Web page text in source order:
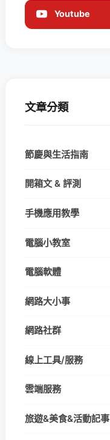
Youtube
文章分類
節慶與生活指南
開箱文 & 評測
手機應用教學
電腦小教室
電腦軟體
網路大小事
網路社群
線上工具/服務
雲端服務
旅遊&美食&活動記事